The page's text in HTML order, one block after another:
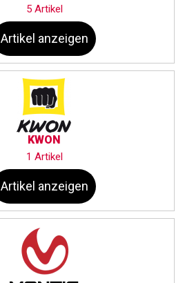
5 Artikel
Artikel anzeigen
KWON
1 Artikel
Artikel anzeigen